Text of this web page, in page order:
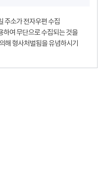
주소가 전자우편 수집
하여 무단으로 수집되는 것을
해 형사처벌됨을 유념하시기